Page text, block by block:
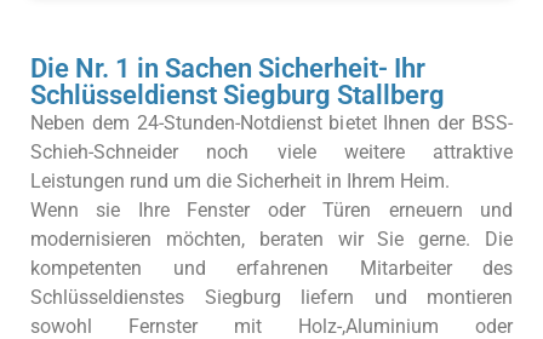
Die Nr. 1 in Sachen Sicherheit- Ihr
Schlüsseldienst Siegburg Stallberg
Neben dem 24-Stunden-Notdienst bietet Ihnen der BSS-
Schieh-Schneider noch viele weitere attraktive
Leistungen rund um die Sicherheit in Ihrem Heim.
Wenn sie Ihre Fenster oder Türen erneuern und
modernisieren möchten, beraten wir Sie gerne. Die
kompetenten und erfahrenen Mitarbeiter des
Schlüsseldienstes Siegburg liefern und montieren
sowohl Fernster mit Holz-,Aluminium oder